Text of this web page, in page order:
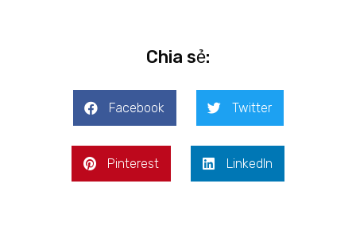
Chia sẻ:
Facebook Twitter
Pinterest LinkedIn